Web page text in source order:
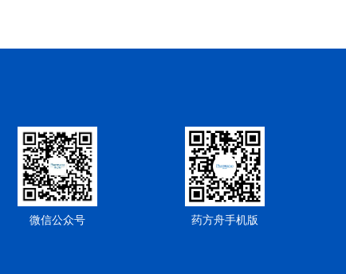
微信公众号
药方舟手机版